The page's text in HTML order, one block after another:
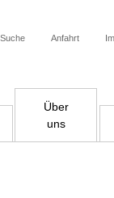
Suche Anfahrt
Über
uns